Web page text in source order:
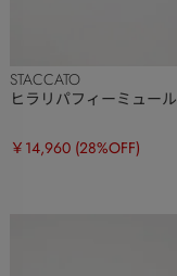
STACCATO
ヒラリパフィーミュール
￥14,960 (28%OFF)